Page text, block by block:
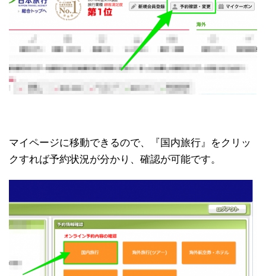
マイページに移動できるので、『国内旅行』をクリッ
クすれば予約状況が分かり、確認が可能です。